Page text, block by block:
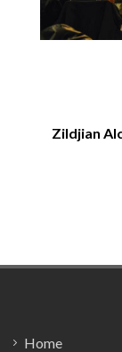
Zildjian
Home